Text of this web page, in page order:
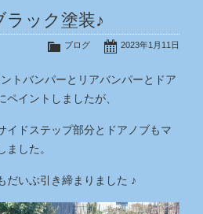
ック塗装♪
2023年1月11日
ブログ
トバンパーとリアバンパーとドア
ペイントしましたが、
イドステップ部分とドアノブもマ
した。
だいぶ引き締まりました ♪